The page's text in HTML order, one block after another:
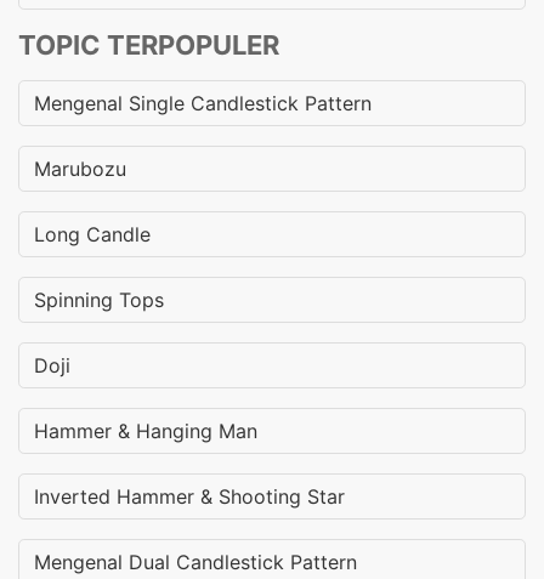
TOPIC TERPOPULER
Mengenal Single Candlestick Pattern
Marubozu
Long Candle
Spinning Tops
Doji
Hammer & Hanging Man
Inverted Hammer & Shooting Star
Mengenal Dual Candlestick Pattern